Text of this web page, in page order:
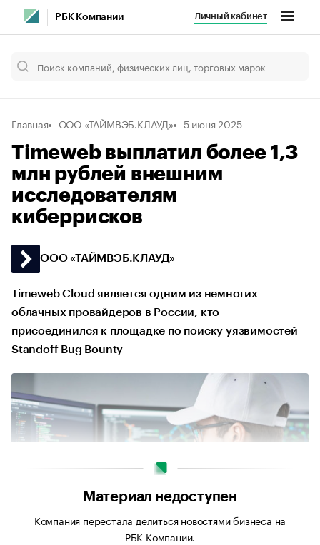
РБК Компании Личный кабинет
Главная ООО «ТАЙМВЭБ.КЛАУД» 5 июня 2025
Timeweb выплатил более 1,3
млн рублей внешним
исследователям
киберрисков
ООО «ТАЙМВЭБ.КЛАУД»
Timeweb Cloud является одним из немногих
облачных провайдеров в России, кто
присоединился к площадке по поиску уязвимостей
Standoff Bug Bounty
Материал недоступен
Компания перестала делиться новостями бизнеса на
РБК Компании.